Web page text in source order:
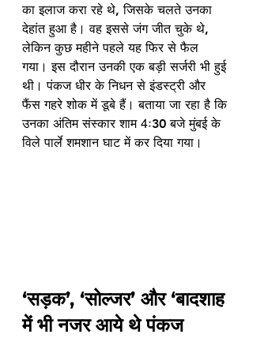
का इलाज करा रहे थे, जिसके चलते उनका
देहांत हुआ है। वह इससे जंग जीत चुके थे,
लेकिन कुछ महीने पहले यह फिर से फैल
गया। इस दौरान उनकी एक बड़ी सर्जरी भी हुई
थी। पंकज धीर के निधन से इंडस्ट्री और
फैंस गहरे शोक में डूबे हैं। बताया जा रहा है कि
उनका अंतिम संस्कार शाम 4ः30 बजे मुंबई के
विले पार्ले शमशान घाट में कर दिया गया।
‘सड़क’, ‘सोल्जर’ और ‘बादशाह
में भी नजर आये थे पंकज